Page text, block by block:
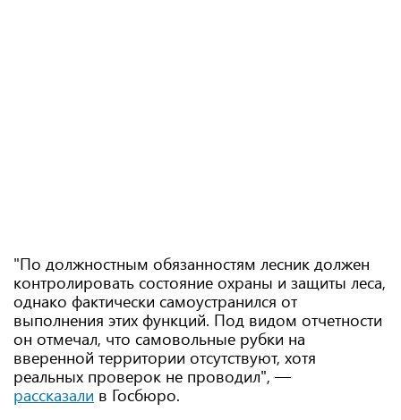
"По должностным обязанностям лесник должен
контролировать состояние охраны и защиты леса,
однако фактически самоустранился от
выполнения этих функций. Под видом отчетности
он отмечал, что самовольные рубки на
вверенной территории отсутствуют, хотя
реальных проверок не проводил", —
рассказали в Госбюро.